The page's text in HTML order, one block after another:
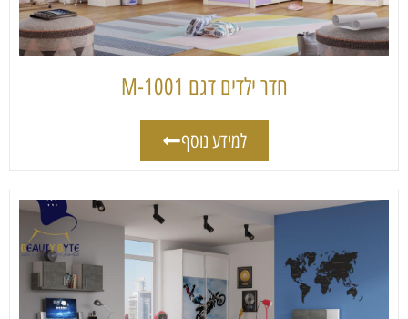
חדר ילדים דגם 1001-M
למידע נוסף